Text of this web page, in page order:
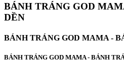
BÁNH TRÁNG GOD
DỀN
BÁNH TRÁNG GOD MAMA -
BÁNH TRÁNG GOD MAMA - BÁNH